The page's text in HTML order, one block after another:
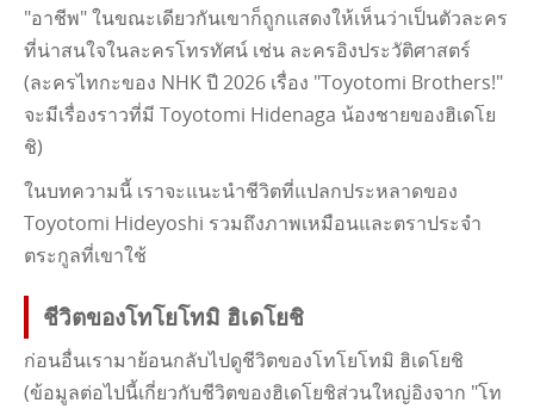
"อาชีพ" ในขณะเดียวกันเขาก็ถูกแสดงให้เห็นว่าเป็นตัวละคร
ที่น่าสนใจในละครโทรทัศน์ เช่น ละครอิงประวัติศาสตร์
(ละครไทกะของ NHK ปี 2026 เรื่อง "Toyotomi Brothers!"
จะมีเรื่องราวที่มี Toyotomi Hidenaga น้องชายของฮิเดโย
ชิ)
ในบทความนี้ เราจะแนะนําชีวิตที่แปลกประหลาดของ
Toyotomi Hideyoshi รวมถึงภาพเหมือนและตราประจํา
ตระกูลที่เขาใช้
ชีวิตของโทโยโทมิ ฮิเดโยชิ
ก่อนอื่นเรามาย้อนกลับไปดูชีวิตของโทโยโทมิ ฮิเดโยชิ
(ข้อมูลต่อไปนี้เกี่ยวกับชีวิตของฮิเดโยชิส่วนใหญ่อิงจาก "โท